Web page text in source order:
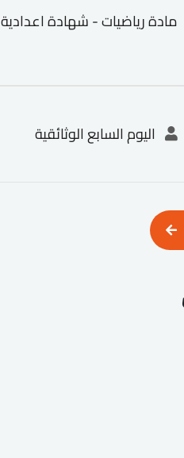
مادة رياضيات - شهادة اعدادية
اليوم السابع الوثائقية